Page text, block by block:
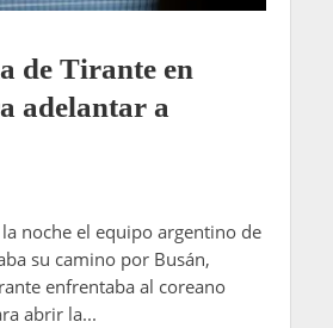
de Tirante en
adelantar a
noche el equipo argentino de
su camino por Busán,
enfrentaba al coreano
abrir la...